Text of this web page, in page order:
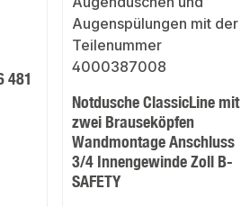
481
Notdusche ClassicLine mit
zwei Brauseköpfen
Wandmontage Anschluss
3/4 Innengewinde Zoll B-
SAFETY